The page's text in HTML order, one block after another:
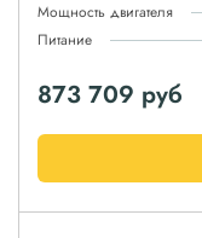
Мощность двигателя
Питание
873 709 руб